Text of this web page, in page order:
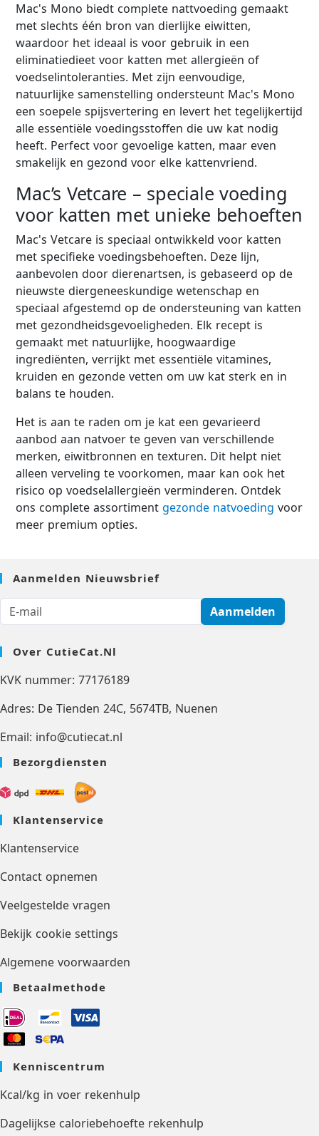
Mac's Mono biedt complete nattvoeding gemaakt
met slechts één bron van dierlijke eiwitten,
waardoor het ideaal is voor gebruik in een
eliminatiedieet voor katten met allergieën of
voedselintoleranties. Met zijn eenvoudige,
natuurlijke samenstelling ondersteunt Mac's Mono
een soepele spijsvertering en levert het tegelijkertijd
alle essentiële voedingsstoffen die uw kat nodig
heeft. Perfect voor gevoelige katten, maar even
smakelijk en gezond voor elke kattenvriend.
Mac’s Vetcare – speciale voeding
voor katten met unieke behoeften
Mac's Vetcare is speciaal ontwikkeld voor katten
met specifieke voedingsbehoeften. Deze lijn,
aanbevolen door dierenartsen, is gebaseerd op de
nieuwste diergeneeskundige wetenschap en
speciaal afgestemd op de ondersteuning van katten
met gezondheidsgevoeligheden. Elk recept is
gemaakt met natuurlijke, hoogwaardige
ingrediënten, verrijkt met essentiële vitamines,
kruiden en gezonde vetten om uw kat sterk en in
balans te houden.
Het is aan te raden om je kat een gevarieerd
aanbod aan natvoer te geven van verschillende
merken, eiwitbronnen en texturen. Dit helpt niet
alleen verveling te voorkomen, maar kan ook het
risico op voedselallergieën verminderen. Ontdek
ons ​​complete assortimentgezonde natvoeding voor
meer premium opties.
Aanmelden Nieuwsbrief
Aanmelden
Over CutieCat.nl
KVK nummer: 77176189
Adres: De Tienden 24C, 5674TB, Nuenen
Email: info@cutiecat.nl
Bezorgdiensten
Klantenservice
Klantenservice
Contact opnemen
Veelgestelde vragen
Bekijk cookie settings
Algemene voorwaarden
Betaalmethode
Kenniscentrum
Kcal/kg in voer rekenhulp
Dagelijkse caloriebehoefte rekenhulp